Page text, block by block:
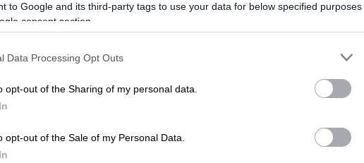
to Google and its third-party tags to use your data for below specified purposes
consent section.
Data Processing Opt Outs
opt-out of the Sharing of my personal data.
opt-out of the Sale of my Personal Data.
το ΕΘΝΟΣ στη Google